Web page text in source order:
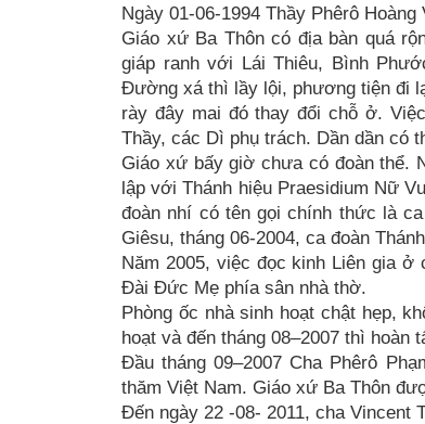
Ngày 01-06-1994 Thầy Phêrô
Giáo xứ Ba Thôn có địa bàn quá
giáp ranh với Lái Thiêu, Bình
Đường xá thì lầy lội, phương tiện đi
rày đây mai đó thay đổi chỗ ở.
Thầy, các Dì phụ trách. Dần dần có
Giáo xứ bấy giờ chưa có đoàn thể.
lập với Thánh hiệu Praesidium Nữ
đoàn nhí có tên gọi chính thức là
Giêsu, tháng 06-2004, ca đoàn
Năm 2005, việc đọc kinh Liên gia ở
Đài Đức Mẹ phía sân nhà thờ.
Phòng ốc nhà sinh hoạt chật hẹp,
hoạt và đến tháng 08–2007 thì hoàn
Đầu tháng 09–2007 Cha Phêrô
thăm Việt Nam. Giáo xứ Ba Thôn
Đến ngày 22 -08- 2011, cha Vincent